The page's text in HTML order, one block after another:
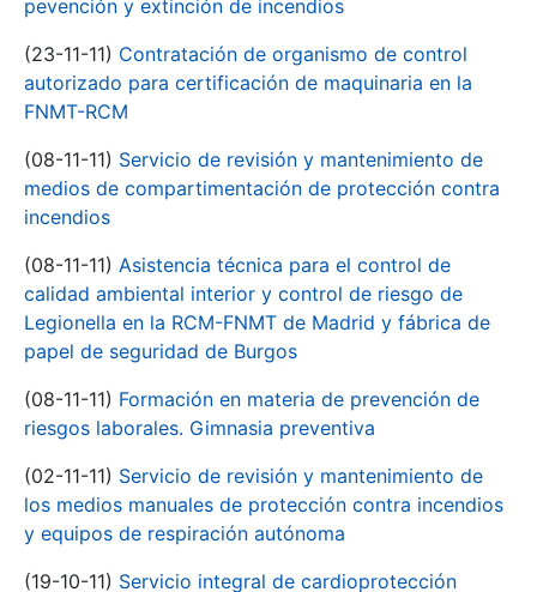
pevención y extinción de incendios
(23-11-11) Contratación de organismo de control
autorizado para certificación de maquinaria en la
FNMT-RCM
(08-11-11) Servicio de revisión y mantenimiento de
medios de compartimentación de protección contra
incendios
(08-11-11) Asistencia técnica para el control de
calidad ambiental interior y control de riesgo de
Legionella en la RCM-FNMT de Madrid y fábrica de
papel de seguridad de Burgos
(08-11-11) Formación en materia de prevención de
riesgos laborales. Gimnasia preventiva
(02-11-11) Servicio de revisión y mantenimiento de
los medios manuales de protección contra incendios
y equipos de respiración autónoma
(19-10-11) Servicio integral de cardioprotección